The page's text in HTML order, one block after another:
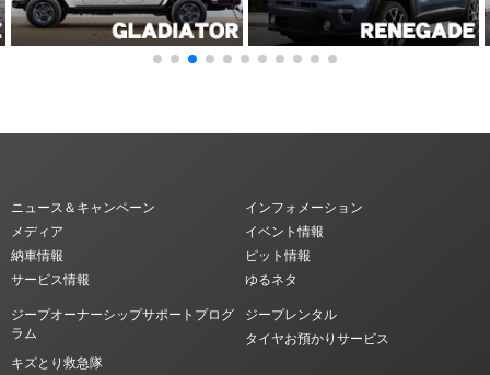
ニュース＆キャンペーン
インフォメーション
メディア
イベント情報
納車情報
ピット情報
サービス情報
ゆるネタ
ジープオーナーシップサポートプログ
ラム
ジープレンタル
タイヤお預かりサービス
キズとり救急隊